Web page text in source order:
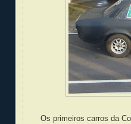
Os primeiros carros da